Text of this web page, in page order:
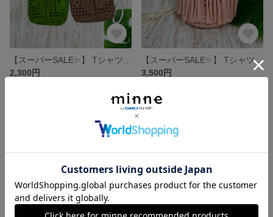
2,300円
【スーパーSALE✨️】 Tシャツヤーン(ズパゲッティ)フリンジショルダーバッグ
3,500円